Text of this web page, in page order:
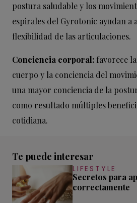
postura saludable y los
espirales del Gyrotonic ayudan a
flexibilidad de las articulaciones.
Conciencia corporal: favorece
cuerpo y la conciencia del
una mayor conciencia de la
como resultado múltiples
cotidiana.
Te puede interesar
LIFESTYLE
Secretos para
correctamente